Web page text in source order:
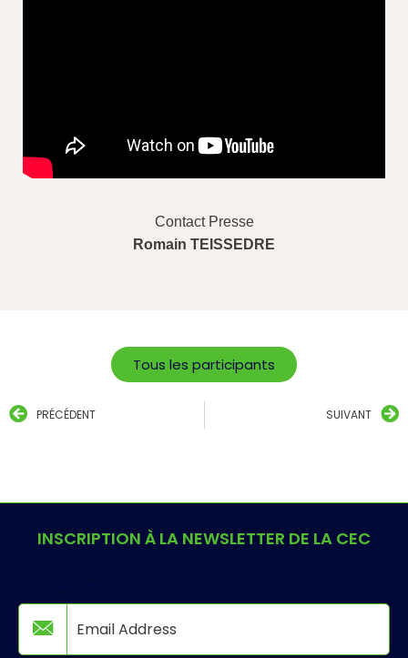
Contact Presse
Romain TEISSEDRE
Tous les participants
PRÉCÉDENT SUIVANT
INSCRIPTION À LA NEWSLETTER DE LA CEC